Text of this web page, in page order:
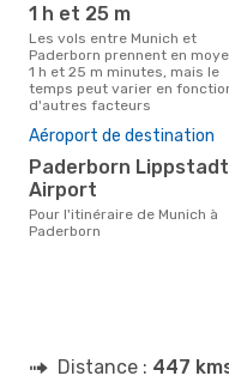
1 h et 25 m
Les vols entre Munich et
Paderborn prennent en
1 h et 25 m minutes, mais le
temps peut varier en
d'autres facteurs
Aéroport de destination
Paderborn Lippstadt
Airport
Pour l'itinéraire de Munich à
Paderborn
Distance : 447